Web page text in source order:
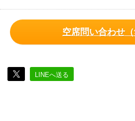
空席問い合わせ（
LINEへ送る